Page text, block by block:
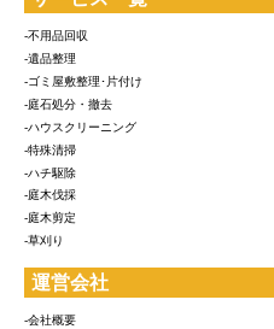
-不用品回収
-遺品整理
-ゴミ屋敷整理･片付け
-庭石処分・撤去
-ハウスクリーニング
-特殊清掃
-ハチ駆除
-庭木伐採
-庭木剪定
-草刈り
運営会社
-会社概要